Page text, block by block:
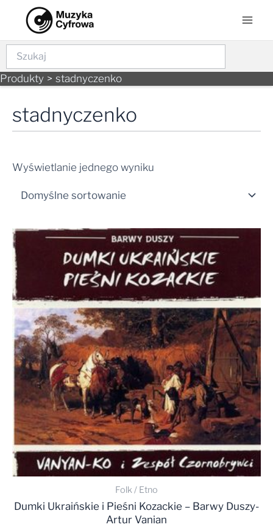
content
Szukaj
Produkty stadnyczenko
stadnyczenko
Wyświetlanie jednego wyniku
Folk / Etno
Dumki Ukraińskie i Pieśni Kozackie – Barwy Duszy-
Artur Vanian